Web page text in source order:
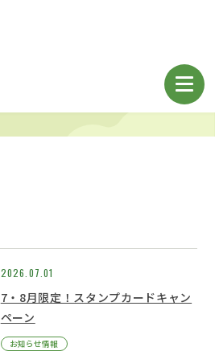
2026.07.01
7・8月限定！スタンプカードキャン
ペーン
お知らせ情報